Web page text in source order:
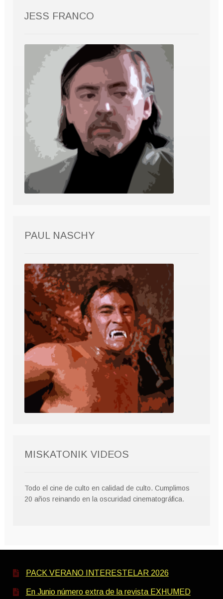
JESS FRANCO
PAUL NASCHY
MISKATONIK VIDEOS
Todo el cine de culto en calidad de culto. Cumplimos
20 años reinando en la oscuridad cinematográfica.
PACK VERANO INTERESTELAR 2026
En Junio número extra de la revista EXHUMED